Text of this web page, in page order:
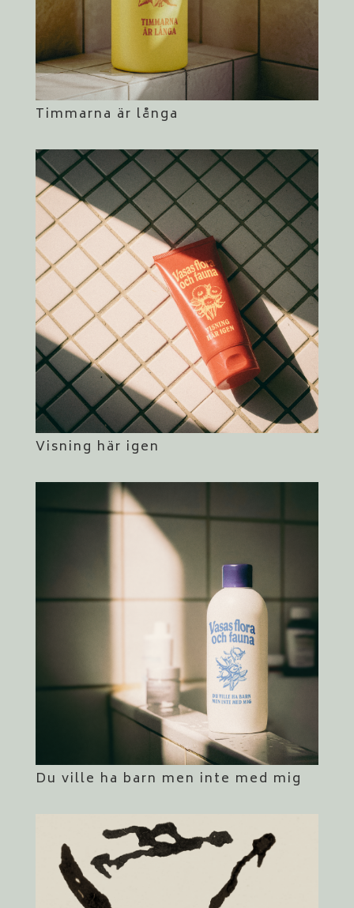
Timmarna är långa
Visning här igen
Du ville ha barn men inte med mig